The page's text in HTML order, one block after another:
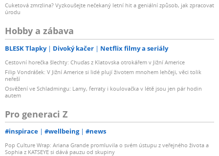
Cuketová zmrzlina? Vyzkoušejte nečekaný letní hit a geniální způsob, jak zpracovat
úrodu
Hobby a zábava
BLESK Tlapky Divoký kačer Netflix filmy a seriály
Cestovní horečka šlechty: Chuďas z Klatovska otrokářem v Jižní Americe
Filip Vondrášek: V Jižní Americe si lidé plují životem mnohem lehčeji, věci tolik
neřeší
Osvěžení ve Schladmingu: Lamy, ferraty i koulovačka v létě jsou jen pár hodin
autem
Pro generaci Z
#inspirace #wellbeing #news
Pop Culture Wrap: Ariana Grande promluvila o svém ústupu z veřejného života a
Sophia z KATSEYE si dává pauzu od skupiny